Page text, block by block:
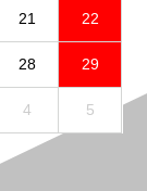
21 22
28 29
4 5